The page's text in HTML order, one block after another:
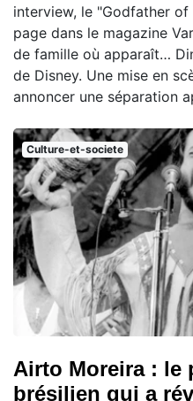
interview, le "Godfather
page dans le magazine
de famille où apparaît…
de Disney. Une mise en
annoncer une séparation
Culture-et-societe
Airto Moreira : le
brésilien qui a